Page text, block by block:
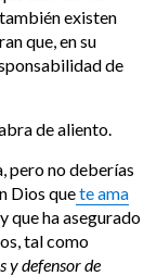
existen
que, en su
de
de aliento.
pero no deberías
Dios quete ama
que ha asegurado
tal como
y defensor de